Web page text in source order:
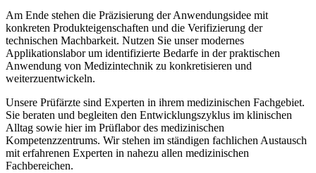
Am Ende stehen die Präzisierung der Anwendungsidee mit
konkreten Produkteigenschaften und die Verifizierung der
technischen Machbarkeit. Nutzen Sie unser modernes
Applikationslabor um identifizierte Bedarfe in der praktischen
Anwendung von Medizintechnik zu konkretisieren und
weiterzuentwickeln.
Unsere Prüfärzte sind Experten in ihrem medizinischen Fachgebiet.
Sie beraten und begleiten den Entwicklungszyklus im klinischen
Alltag sowie hier im Prüflabor des medizinischen
Kompetenzzentrums. Wir stehen im ständigen fachlichen Austausch
mit erfahrenen Experten in nahezu allen medizinischen
Fachbereichen.